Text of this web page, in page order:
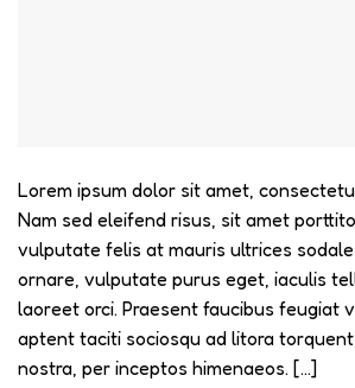
Lorem ipsum dolor sit amet,
Nam sed eleifend risus, sit amet
vulputate felis at mauris ultrices
ornare, vulputate purus eget, iaculis
laoreet orci. Praesent faucibus feugiat
aptent taciti sociosqu ad litora
nostra, per inceptos himenaeos. […]